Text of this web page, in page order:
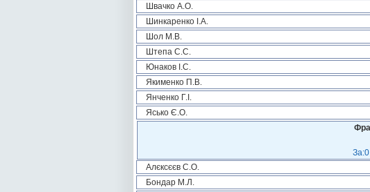
Швачко А.О.
Шинкаренко І.А.
Шол М.В.
Штепа С.С.
Юнаков І.С.
Якименко П.В.
Янченко Г.І.
Ясько Є.О.
Алєксєєв С.О.
Бондар М.Л.